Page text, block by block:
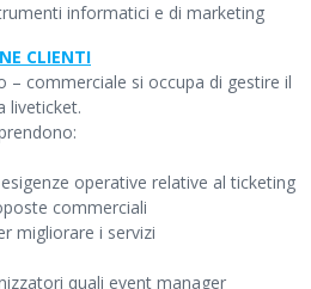
informatici e di marketing
CLIENTI
– commerciale si occupa di gestire il
liveticket.
operative relative al ticketing
commerciali
migliorare i servizi
quali event manager